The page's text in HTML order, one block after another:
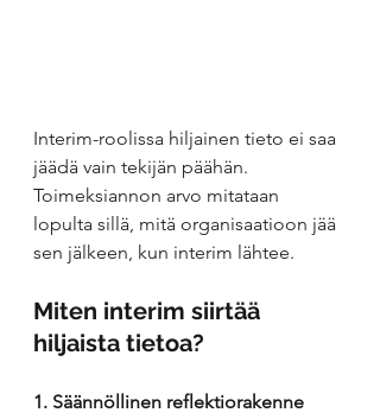
Interim-roolissa hiljainen tieto ei saa
jäädä vain tekijän päähän.
Toimeksiannon arvo mitataan
lopulta sillä, mitä organisaatioon jää
sen jälkeen, kun interim lähtee.
Miten interim siirtää
hiljaista tietoa?
1. Säännöllinen reflektiorakenne